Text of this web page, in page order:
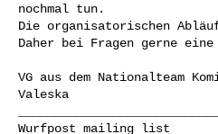
nochmal tun.
Die organisatorischen
Daher bei Fragen gerne
VG aus dem Nationalteam
Valeska